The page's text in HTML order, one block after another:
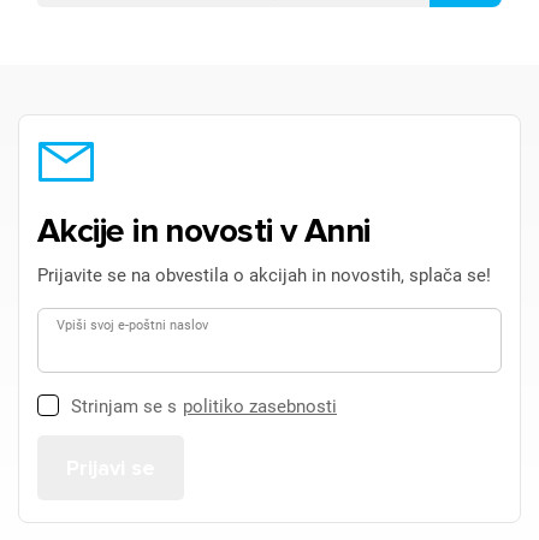
Akcije in novosti v Anni
Prijavite se na obvestila o akcijah in novostih, splača se!
Vpiši svoj e-poštni naslov
Strinjam se s politiko zasebnosti